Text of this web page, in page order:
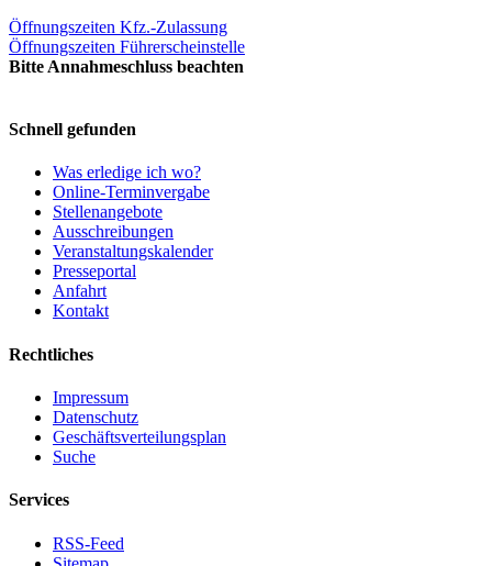
Öffnungszeiten Kfz.-Zulassung
Öffnungszeiten Führerscheinstelle
Bitte Annahmeschluss beachten
Schnell gefunden
Was erledige ich wo?
Online-Terminvergabe
Stellenangebote
Ausschreibungen
Veranstaltungskalender
Presseportal
Anfahrt
Kontakt
Rechtliches
Impressum
Datenschutz
Geschäftsverteilungsplan
Suche
Services
RSS-Feed